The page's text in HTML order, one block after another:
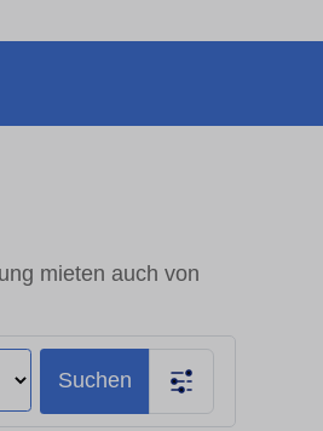
mieten auch von
Suchen